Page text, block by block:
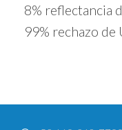
8% reflectancia
99% rechazo de